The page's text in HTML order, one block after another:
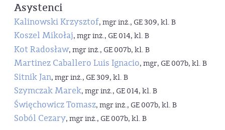
Asystenci
Kalinowski Krzysztof, mgr inż., GE 309, kl. B
Koszel Mikołaj, mgr inż., GE 014, kl. B
Kot Radosław, mgr inż., GE 007b, kl. B
Martinez Caballero Luis Ignacio, mgr, GE 007b, kl. B
Sitnik Jan, mgr inż., GE 309, kl. B
Szymczak Marek, mgr inż., GE 014, kl. B
Święchowicz Tomasz, mgr inż., GE 007b, kl. B
Soból Cezary, mgr inż., GE 007b, kl. B